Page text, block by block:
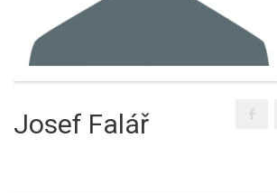
Josef Falář